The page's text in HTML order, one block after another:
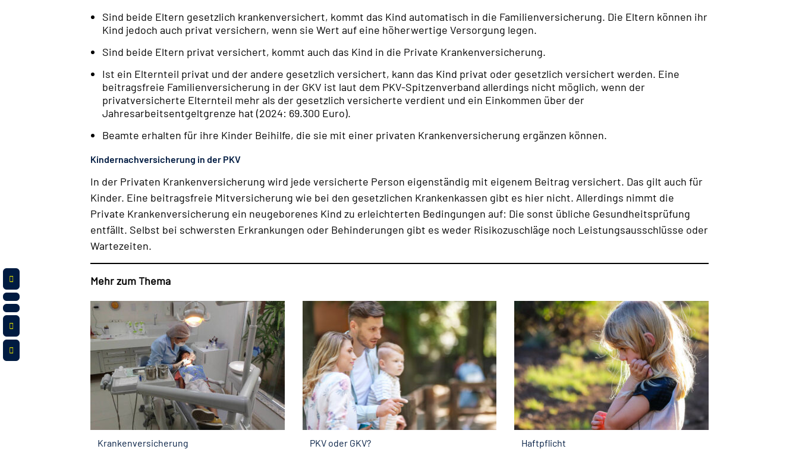
Sind beide Eltern gesetzlich krankenversichert, kommt das Kind automatisch in die Familienversicherung. Die Eltern können ihr
Kind jedoch auch privat versichern, wenn sie Wert auf eine höherwertige Versorgung legen.
Sind beide Eltern privat versichert, kommt auch das Kind in die Private Krankenversicherung.
Ist ein Elternteil privat und der andere gesetzlich versichert, kann das Kind privat oder gesetzlich versichert werden. Eine
beitragsfreie Familienversicherung in der GKV ist laut dem PKV-Spitzenverband allerdings nicht möglich, wenn der
privatversicherte Elternteil mehr als der gesetzlich versicherte verdient und ein Einkommen über der
Jahresarbeitsentgeltgrenze hat (2024: 69.300 Euro).
Beamte erhalten für ihre Kinder Beihilfe, die sie mit einer privaten Krankenversicherung ergänzen können.
Kindernachversicherung in der PKV
In der Privaten Krankenversicherung wird jede versicherte Person eigenständig mit eigenem Beitrag versichert. Das gilt auch für
Kinder. Eine beitragsfreie Mitversicherung wie bei den gesetzlichen Kran­ken­kas­sen gibt es hier nicht. Allerdings nimmt die
Private Krankenversicherung ein neugeborenes Kind zu erleichterten Bedingungen auf: Die sonst übliche Gesundheitsprüfung
entfällt. Selbst bei schwersten Erkrankungen oder Behinderungen gibt es weder Risikozuschläge noch Leistungsausschlüsse oder
Wartezeiten.
Mehr zum Thema
Krankenversicherung PKV oder GKV? Haftpflicht